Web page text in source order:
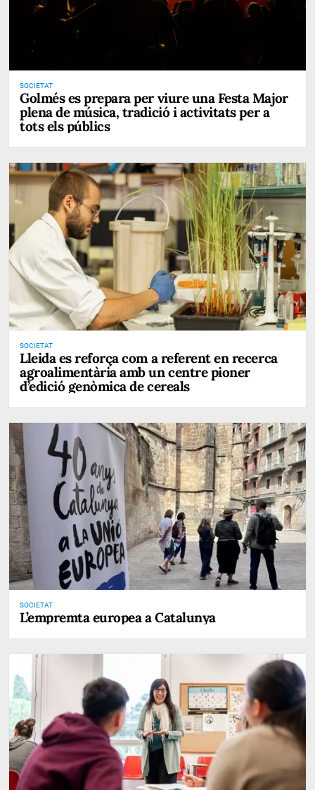
SOCIETAT
Golmés es prepara per viure una Festa Major
plena de música, tradició i activitats per a
tots els públics
SOCIETAT
Lleida es reforça com a referent en recerca
agroalimentària amb un centre pioner
d’edició genòmica de cereals
SOCIETAT
L’empremta europea a Catalunya